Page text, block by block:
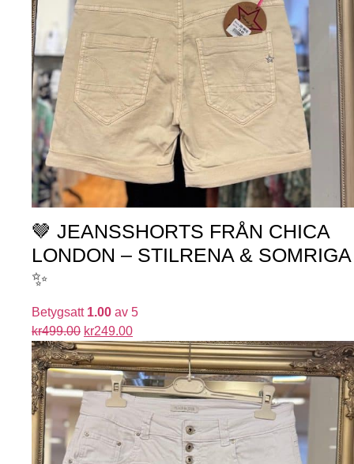
🤎 JEANSSHORTS FRÅN CHICA
LONDON – STILRENA & SOMRIGA
✨
Betygsatt 1.00 av 5
kr499.00 kr249.00